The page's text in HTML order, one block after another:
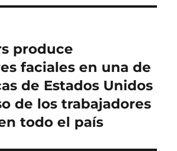
produce
faciales en una de
de Estados Unidos
de los trabajadores
todo el país